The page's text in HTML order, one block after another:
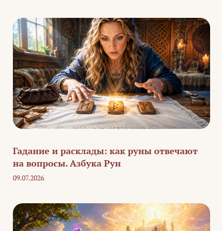
Гадание и расклады: как руны отвечают
на вопросы. Азбука Рун
09.07.2026